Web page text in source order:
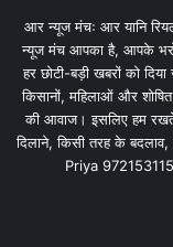
आर न्यूज मंचः आर यानि
न्यूज मंच आपका है, आपके
हर छोटी-बड़ी खबरों को
किसानों, महिलाओं और
की आवाज। इसलिए हम
दिलाने, किसी तरह के
Priya